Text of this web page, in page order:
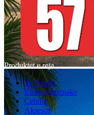
Produktet e reja
Te Fundit
Elektroshtepiake
Celular
Aksesor